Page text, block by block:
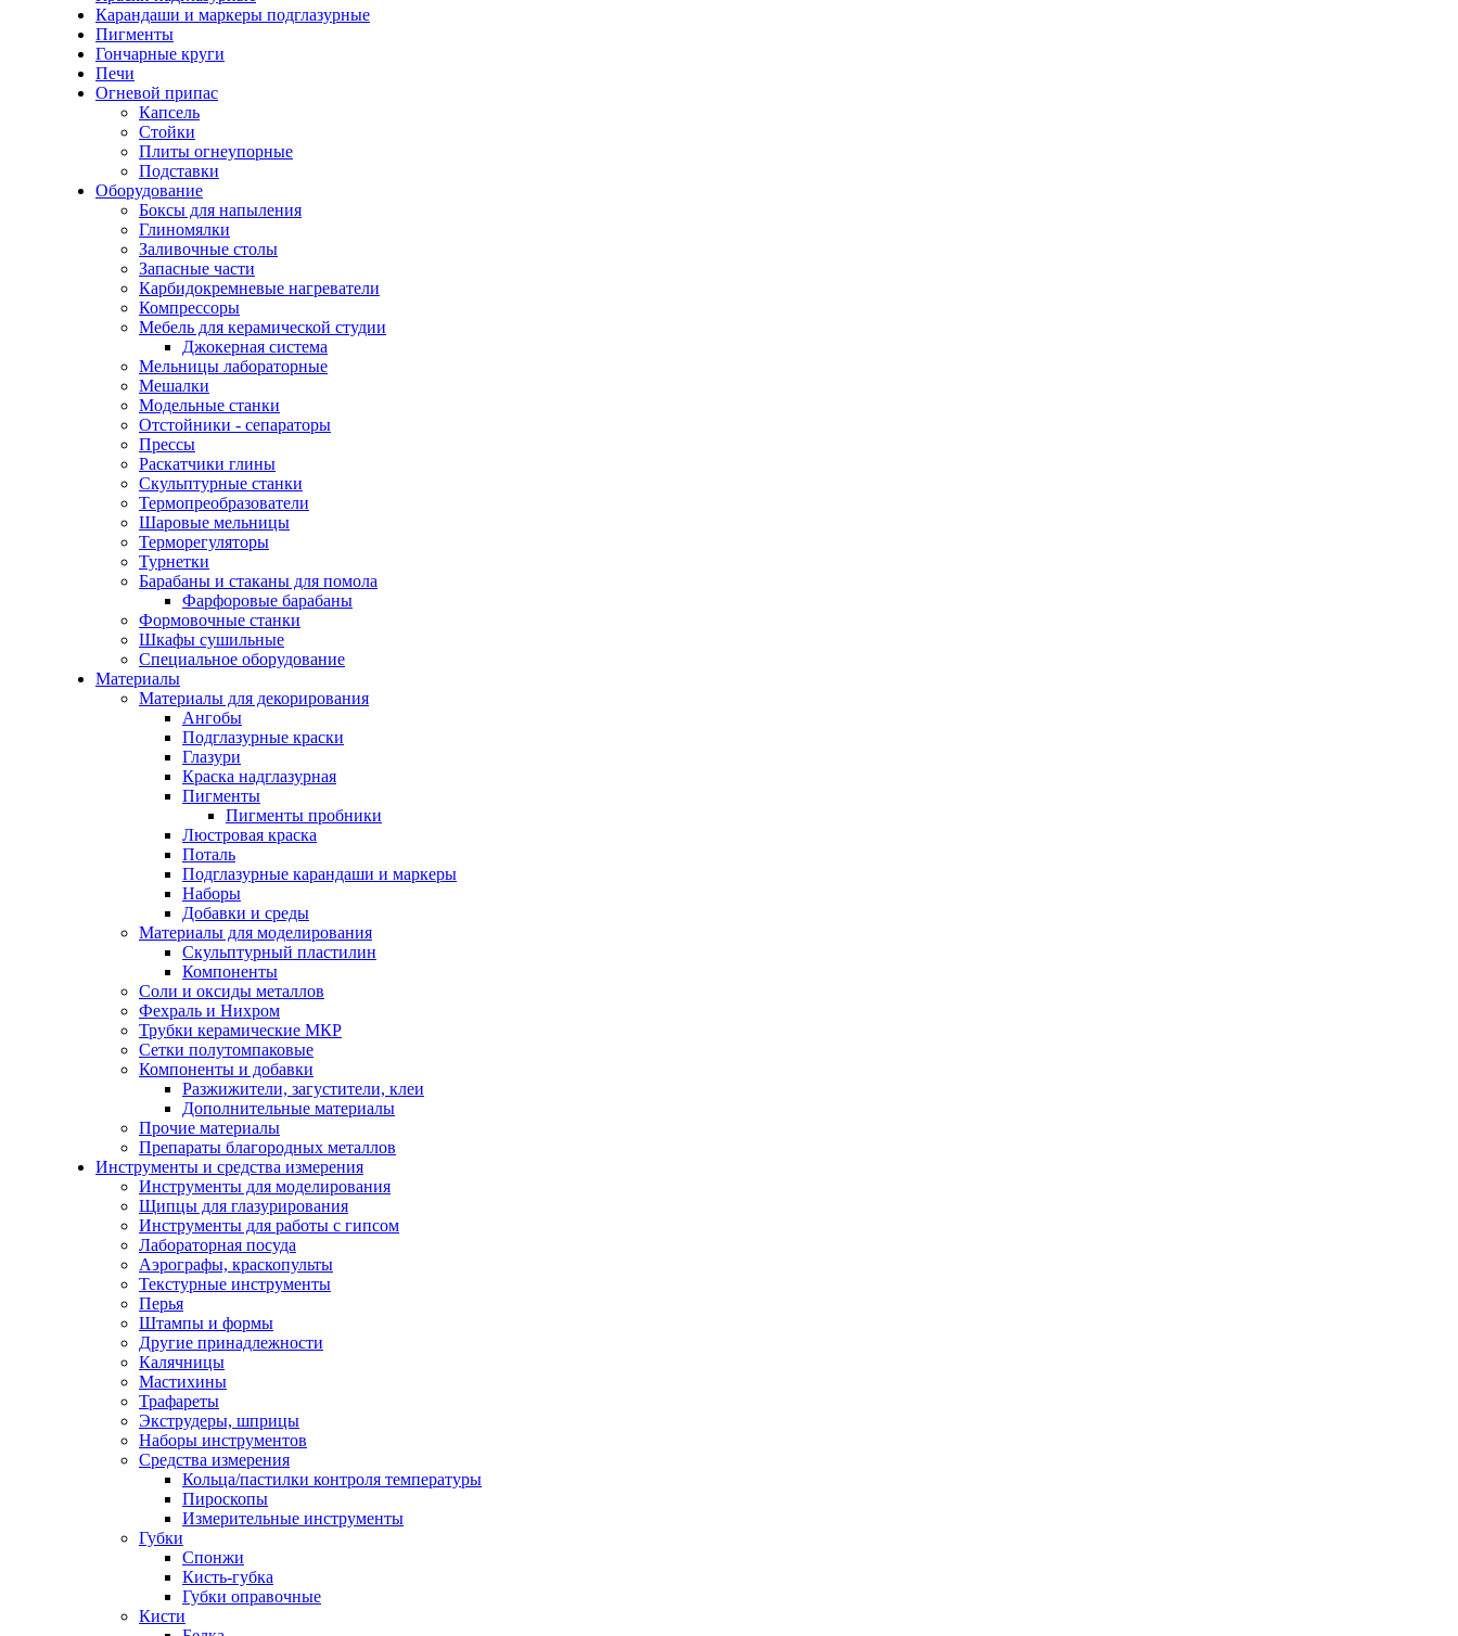
Карандаши и маркеры подглазурные
Пигменты
Гончарные круги
Печи
Огневой припас
Капсель
Стойки
Плиты огнеупорные
Подставки
Оборудование
Боксы для напыления
Глиномялки
Заливочные столы
Запасные части
Карбидокремневые нагреватели
Компрессоры
Мебель для керамической студии
Джокерная система
Мельницы лабораторные
Мешалки
Модельные станки
Отстойники - сепараторы
Прессы
Раскатчики глины
Скульптурные станки
Термопреобразователи
Шаровые мельницы
Терморегуляторы
Турнетки
Барабаны и стаканы для помола
Фарфоровые барабаны
Формовочные станки
Шкафы сушильные
Специальное оборудование
Материалы
Материалы для декорирования
Ангобы
Подглазурные краски
Глазури
Краска надглазурная
Пигменты
Пигменты пробники
Люстровая краска
Поталь
Подглазурные карандаши и маркеры
Наборы
Добавки и среды
Материалы для моделирования
Скульптурный пластилин
Компоненты
Соли и оксиды металлов
Фехраль и Нихром
Трубки керамические МКР
Сетки полутомпаковые
Компоненты и добавки
Разжижители, загустители, клеи
Дополнительные материалы
Прочие материалы
Препараты благородных металлов
Инструменты и средства измерения
Инструменты для моделирования
Щипцы для глазурирования
Инструменты для работы с гипсом
Лабораторная посуда
Аэрографы, краскопульты
Текстурные инструменты
Перья
Штампы и формы
Другие принадлежности
Калячницы
Мастихины
Трафареты
Экструдеры, шприцы
Наборы инструментов
Средства измерения
Кольца/пастилки контроля температуры
Пироскопы
Измерительные инструменты
Губки
Спонжи
Кисть-губка
Губки оправочные
Кисти